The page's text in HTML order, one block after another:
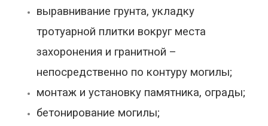
выравнивание грунта, укладку
тротуарной плитки вокруг места
захоронения и гранитной –
непосредственно по контуру могилы;
монтаж иустановку памятника, ограды;
бетонирование могилы;